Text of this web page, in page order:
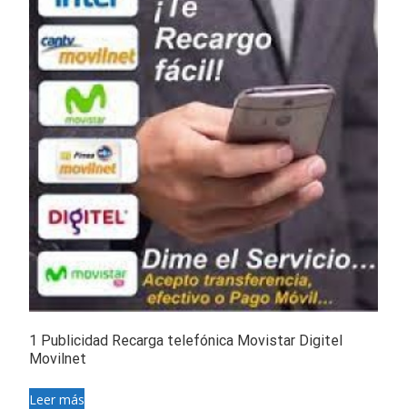
1 Publicidad Recarga telefónica Movistar Digitel
Movilnet
Leer más